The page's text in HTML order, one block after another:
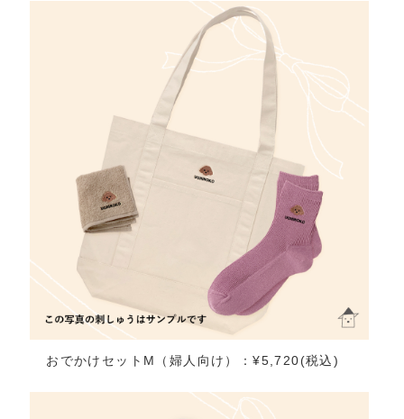
おでかけセットM（婦人向け）：¥5,720(税込)